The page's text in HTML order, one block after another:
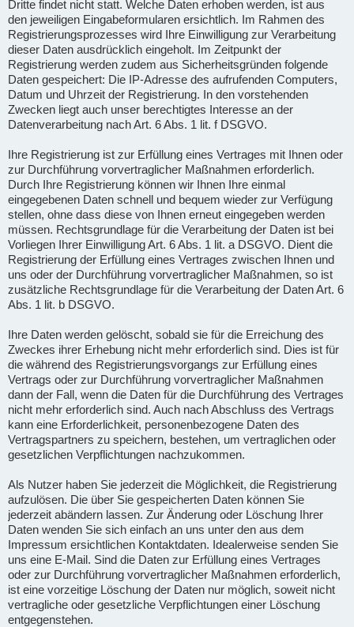
Dritte findet nicht statt. Welche Daten erhoben werden, ist aus
den jeweiligen Eingabeformularen ersichtlich. Im Rahmen des
Registrierungsprozesses wird Ihre Einwilligung zur Verarbeitung
dieser Daten ausdrücklich eingeholt. Im Zeitpunkt der
Registrierung werden zudem aus Sicherheitsgründen folgende
Daten gespeichert: Die IP-Adresse des aufrufenden Computers,
Datum und Uhrzeit der Registrierung. In den vorstehenden
Zwecken liegt auch unser berechtigtes Interesse an der
Datenverarbeitung nach Art. 6 Abs. 1 lit. f DSGVO.
Ihre Registrierung ist zur Erfüllung eines Vertrages mit Ihnen oder
zur Durchführung vorvertraglicher Maßnahmen erforderlich.
Durch Ihre Registrierung können wir Ihnen Ihre einmal
eingegebenen Daten schnell und bequem wieder zur Verfügung
stellen, ohne dass diese von Ihnen erneut eingegeben werden
müssen. Rechtsgrundlage für die Verarbeitung der Daten ist bei
Vorliegen Ihrer Einwilligung Art. 6 Abs. 1 lit. a DSGVO. Dient die
Registrierung der Erfüllung eines Vertrages zwischen Ihnen und
uns oder der Durchführung vorvertraglicher Maßnahmen, so ist
zusätzliche Rechtsgrundlage für die Verarbeitung der Daten Art. 6
Abs. 1 lit. b DSGVO.
Ihre Daten werden gelöscht, sobald sie für die Erreichung des
Zweckes ihrer Erhebung nicht mehr erforderlich sind. Dies ist für
die während des Registrierungsvorgangs zur Erfüllung eines
Vertrags oder zur Durchführung vorvertraglicher Maßnahmen
dann der Fall, wenn die Daten für die Durchführung des Vertrages
nicht mehr erforderlich sind. Auch nach Abschluss des Vertrags
kann eine Erforderlichkeit, personenbezogene Daten des
Vertragspartners zu speichern, bestehen, um vertraglichen oder
gesetzlichen Verpflichtungen nachzukommen.
Als Nutzer haben Sie jederzeit die Möglichkeit, die Registrierung
aufzulösen. Die über Sie gespeicherten Daten können Sie
jederzeit abändern lassen. Zur Änderung oder Löschung Ihrer
Daten wenden Sie sich einfach an uns unter den aus dem
Impressum ersichtlichen Kontaktdaten. Idealerweise senden Sie
uns eine E-Mail. Sind die Daten zur Erfüllung eines Vertrages
oder zur Durchführung vorvertraglicher Maßnahmen erforderlich,
ist eine vorzeitige Löschung der Daten nur möglich, soweit nicht
vertragliche oder gesetzliche Verpflichtungen einer Löschung
entgegenstehen.